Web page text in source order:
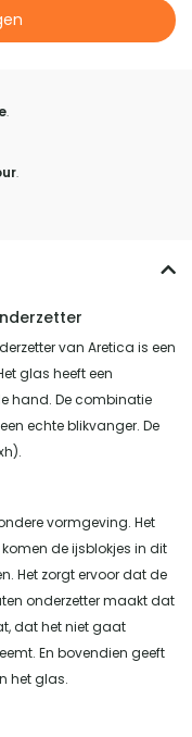
.
.
van Aretica is een
glas heeft een
hand. De combinatie
echte blikvanger. De
vormgeving. Het
de ijsblokjes in dit
Het zorgt ervoor dat de
onderzetter maakt dat
dat het niet gaat
En bovendien geeft
het glas.